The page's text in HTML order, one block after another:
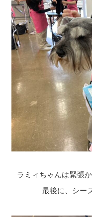
ラミィちゃんは緊張
最後に、シー